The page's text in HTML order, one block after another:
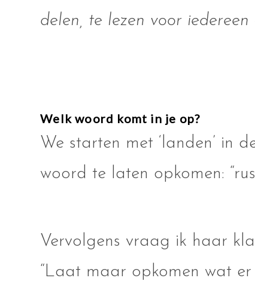
delen, te lezen voor
Welk woord komt in je op?
We starten met ‘landen’ in
woord te laten opkomen:
Vervolgens vraag ik haar
“Laat maar opkomen wat